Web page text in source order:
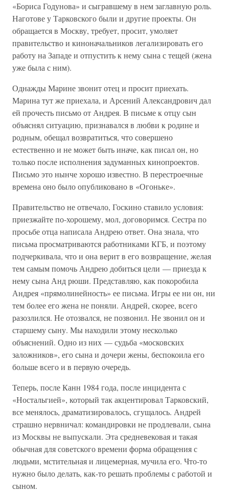
«Бориса Годунова» и сыгравшему в нем заглавную роль.
Наготове у Тарковского были и другие проекты. Он
обращается в Москву, требует, просит, умоляет
правительство и киноначальников легализировать его
работу на Западе и отпустить к нему сына с тещей (жена
уже была с ним).
Однажды Марине звонит отец и просит приехать.
Марина тут же приехала, и Арсений Александрович дал
ей прочесть письмо от Андрея. В письме к отцу сын
объяснял ситуацию, признавался в любви к родине и
родным, обещал возвратиться, что совершено
естественно и не может быть иначе, как писал он, но
только после исполнения задуманных кинопроектов.
Письмо это нынче хорошо известно. В перестроечные
времена оно было опубликовано в «Огоньке».
Правительство не отвечало, Госкино ставило условия:
приезжайте по-хорошему, мол, договоримся. Сестра по
просьбе отца написала Андрею ответ. Она знала, что
письма просматриваются работниками КГБ, и поэтому
подчеркивала, что и она верит в его возвращение, желая
тем самым помочь Андрею добиться цели — приезда к
нему сына Анд рюши. Представляю, как покоробила
Андрея «прямолинейность» ее письма. Игры ее ни он, ни
тем более его жена не поняли. Андрей, скорее, всего
разозлился. Не отозвался, не позвонил. Не звонил он и
старшему сыну. Мы находили этому несколько
объяснений. Одно из них — судьба «московских
заложников», его сына и дочери жены, беспокоила его
больше всего и в первую очередь.
Теперь, после Канн 1984 года, после инцидента с
«Ностальгией», который так акцентировал Тарковский,
все менялось, драматизировалось, сгущалось. Андрей
страшно нервничал: командировки не продлевали, сына
из Москвы не выпускали. Эта средневековая и такая
обычная для советского времени форма обращения с
людьми, мстительная и лицемерная, мучила его. Что-то
нужно было делать, как-то решать проблемы с работой и
сыном.